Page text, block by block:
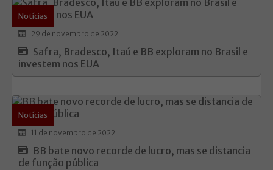
Notícias
29 de novembro de 2022
Safra, Bradesco, Itaú e BB exploram no Brasil e
investem nos EUA
Notícias
11 de novembro de 2022
BB bate novo recorde de lucro, mas se distancia
de função pública